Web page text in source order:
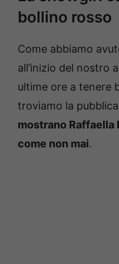
bollino rosso
Come abbiamo
all’inizio del nostro
ultime ore a tenere
troviamo la
mostrano Raffaella
come non mai.